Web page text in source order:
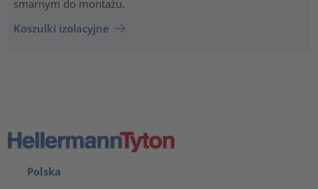
smarnym do montażu.
Koszulki izolacyjne
Polska